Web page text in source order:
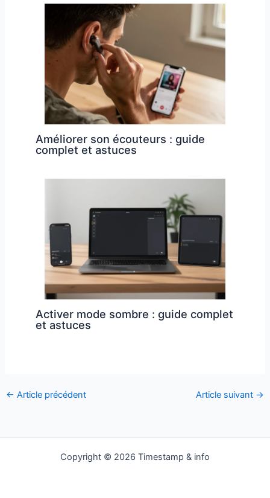
Améliorer son écouteurs : guide
complet et astuces
Activer mode sombre : guide complet
et astuces
← Article précédent Article suivant →
Copyright © 2026 Timestamp & info